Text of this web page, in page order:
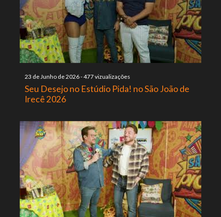
23 de Junho de 2026-477 vizualizações
Seu Desejo no Estúdio Pida! no São João de
Irecê 2026